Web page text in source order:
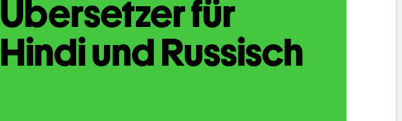
Übersetzer für
Hindi und Russisch